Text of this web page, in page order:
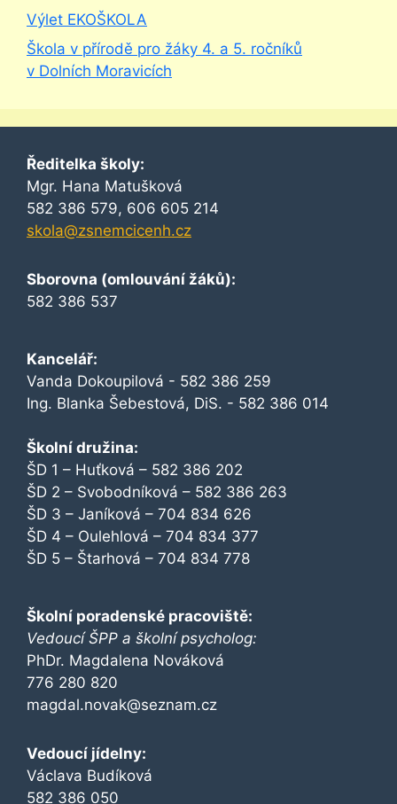
Výlet EKOŠKOLA
Škola v přírodě pro žáky 4. a 5. ročníků
v Dolních Moravicích
Ředitelka školy:
Mgr. Hana Matušková
582 386 579, 606 605 214
skola@zsnemcicenh.cz
Sborovna (omlouvání žáků):
582 386 537
Kancelář:
Vanda Dokoupilová - 582 386 259
Ing. Blanka Šebestová, DiS. - 582 386 014
Školní družina:
ŠD 1 – Huťková – 582 386 202
ŠD 2 – Svobodníková – 582 386 263
ŠD 3 – Janíková – 704 834 626
ŠD 4 – Oulehlová – 704 834 377
ŠD 5 – Štarhová – 704 834 778
Školní poradenské pracoviště:
Vedoucí ŠPP a školní psycholog:
PhDr. Magdalena Nováková
776 280 820
magdal.novak@seznam.cz
Vedoucí jídelny:
Václava Budíková
582 386 050